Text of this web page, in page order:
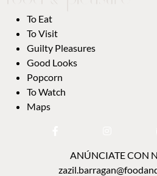
To Eat
To Visit
Guilty Pleasures
Good Looks
Popcorn
To Watch
Maps
ANÚNCIATE CON